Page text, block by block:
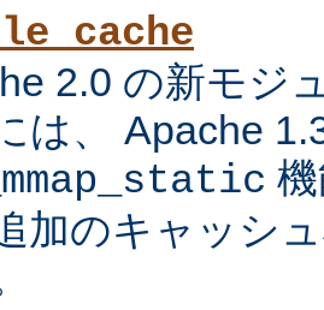
2.0 の新モジ
は、 Apache
加のキャッシ